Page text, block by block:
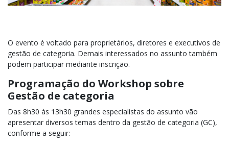
O evento é voltado para proprietários, diretores e executivos de
gestão de categoria. Demais interessados no assunto também
podem participar mediante inscrição.
Programação do Workshop sobre
Gestão de categoria
Das 8h30 às 13h30 grandes especialistas do assunto vão
apresentar diversos temas dentro da gestão de categoria (GC),
conforme a seguir: